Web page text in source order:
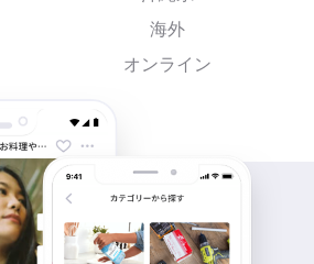
海外
オンライン